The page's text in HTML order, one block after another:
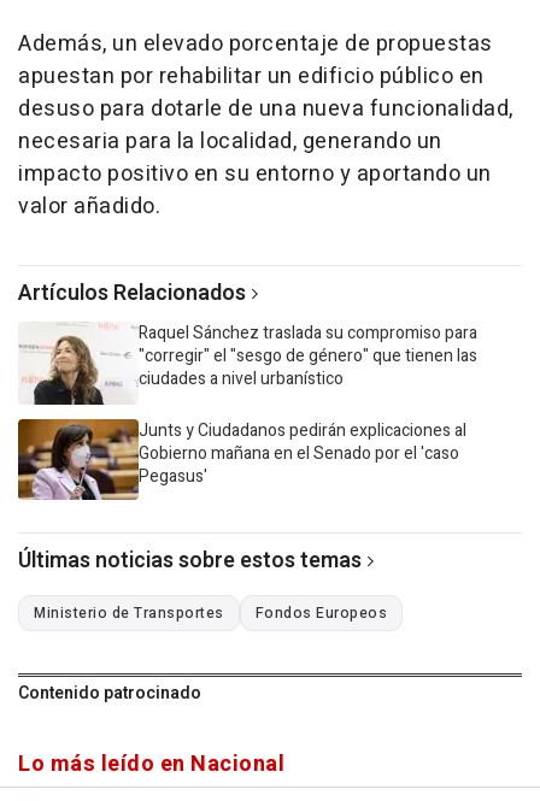
Además, un elevado porcentaje de propuestas
apuestan por rehabilitar un edificio público en
desuso para dotarle de una nueva funcionalidad,
necesaria para la localidad, generando un
impacto positivo en su entorno y aportando un
valor añadido.
Artículos Relacionados
Raquel Sánchez traslada su compromiso para
"corregir" el "sesgo de género" que tienen las
ciudades a nivel urbanístico
Junts y Ciudadanos pedirán explicaciones al
Gobierno mañana en el Senado por el 'caso
Pegasus'
Últimas noticias sobre estos temas
Ministerio de Transportes Fondos Europeos
Contenido patrocinado
Lo más leído en Nacional